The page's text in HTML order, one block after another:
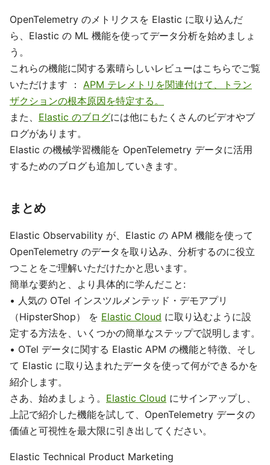
OpenTelemetry のメトリクスを Elastic に取り込んだ
ら、Elastic の ML 機能を使ってデータ分析を始めましょ
う。
これらの機能に関する素晴らしいレビューはこちらでご覧
いただけます ： APM テレメトリを関連付けて、トラン
ザクションの根本原因を特定する。
また、 Elastic のブログには他にもたくさんのビデオやブ
ログがあります。
Elastic の機械学習機能を OpenTelemetry データに活用
するためのブログも追加していきます。
まとめ
Elastic Observability が、Elastic の APM 機能を使って
OpenTelemetry のデータを取り込み、分析するのに役立
つことをご理解いただけたかと思います。
簡単な要約と、より具体的に学んだこと:
• 人気の OTel インスツルメンテッド・デモアプリ
（HipsterShop） を Elastic Cloud に取り込むように設
定する方法を、いくつかの簡単なステップで説明します。
• OTel データに関する Elastic APM の機能と特徴、そし
て Elastic に取り込まれたデータを使って何ができるかを
紹介します。
さあ、始めましょう。 Elastic Cloud にサインアップし、
上記で紹介した機能を試して、OpenTelemetry データの
価値と可視性を最大限に引き出してください。
Elastic Technical Product Marketing